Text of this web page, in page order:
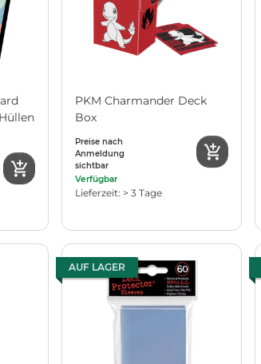
PKM Charmander Deck
Box
Preise nach
Anmeldung
sichtbar
Verfügbar
Lieferzeit: > 3 Tage
AUF LAGER